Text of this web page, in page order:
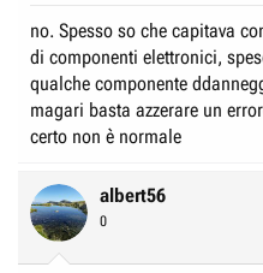
no. Spesso so che capitava
di componenti elettronici,
qualche componente
magari basta azzerare un
certo non è normale
albert56
0